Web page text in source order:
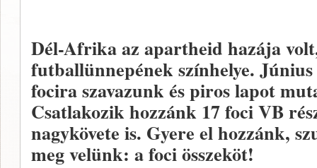
Dél-Afrika az apartheid hazája
futballünnepének színhelye. Június
focira szavazunk és piros lapot
Csatlakozik hozzánk 17 foci VB
nagykövete is. Gyere el hozzánk,
meg velünk: a foci összeköt!